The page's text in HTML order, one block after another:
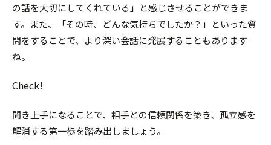
の話を大切にしてくれている」と感じさせることができま
す。また、「その時、どんな気持ちでしたか？」といった質
問をすることで、より深い会話に発展することもあります
ね。
Check!
聞き上手になることで、相手との信頼関係を築き、孤立感を
解消する第一歩を踏み出しましょう。